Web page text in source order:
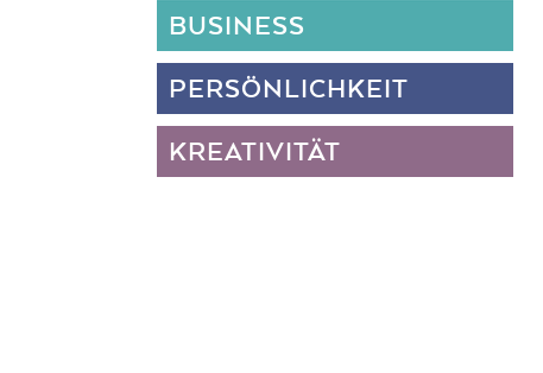
BUSINESS
PERSÖNLICHKEIT
KREATIVITÄT